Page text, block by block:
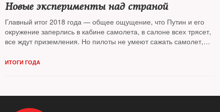
Новые эксперименты над страной
Главный итог 2018 года — общее ощущение, что Путин и его
окружение заперлись в кабине самолета, в салоне всех трясет,
все ждут приземления. Но пилоты не умеют сажать самолет,
ИТОГИ ГОДА